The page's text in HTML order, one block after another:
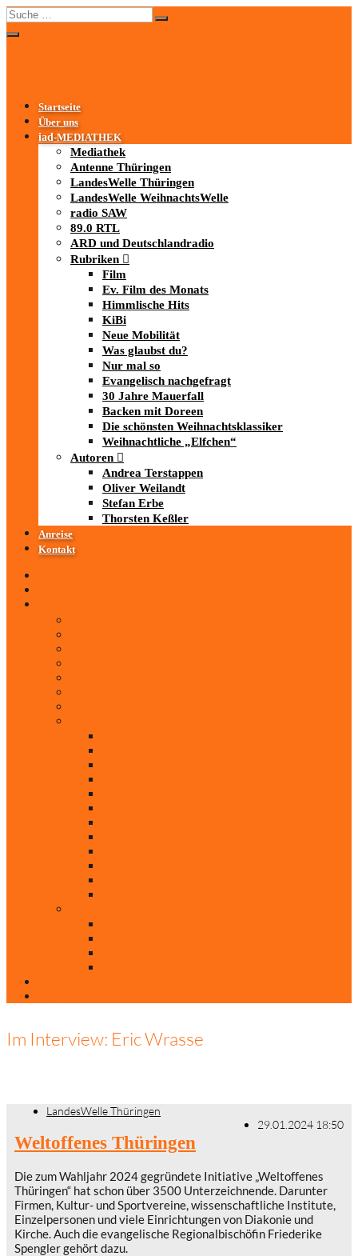
Startseite
Über uns
iad-MEDIATHEK
Mediathek
Antenne Thüringen
LandesWelle Thüringen
LandesWelle WeihnachtsWelle
radio SAW
89.0 RTL
ARD und Deutschlandradio
Rubriken
Film
Ev. Film des Monats
Himmlische Hits
KiBi
Neue Mobilität
Was glaubst du?
Nur mal so
Evangelisch nachgefragt
30 Jahre Mauerfall
Backen mit Doreen
Die schönsten Weihnachtsklassiker
Weihnachtliche „Elfchen“
Autoren
Andrea Terstappen
Oliver Weilandt
Stefan Erbe
Thorsten Keßler
Anreise
Kontakt
Im Interview: Eric Wrasse
LandesWelle Thüringen
29.01.2024 18:50
Weltoffenes Thüringen
Die zum Wahljahr 2024 gegründete Initiative „Weltoffenes
Thüringen“ hat schon über 3500 Unterzeichnende. Darunter
Firmen, Kultur- und Sportvereine, wissenschaftliche Institute,
Einzelpersonen und viele Einrichtungen von Diakonie und
Kirche. Auch die evangelische Regionalbischöfin Friederike
Spengler gehört dazu.